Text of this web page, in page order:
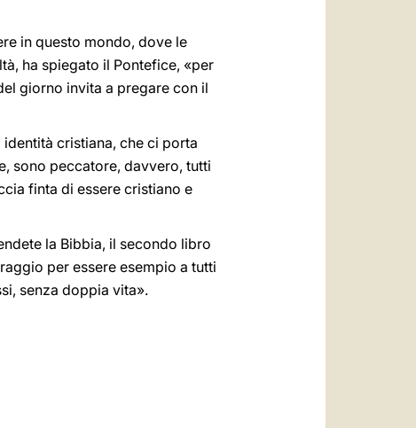
in questo mondo, dove le
ha spiegato il Pontefice, «per
giorno invita a pregare con il
cristiana, che ci porta
sono peccatore, davvero, tutti
finta di essere cristiano e
la Bibbia, il secondo libro
per essere esempio a tutti
senza doppia vita».